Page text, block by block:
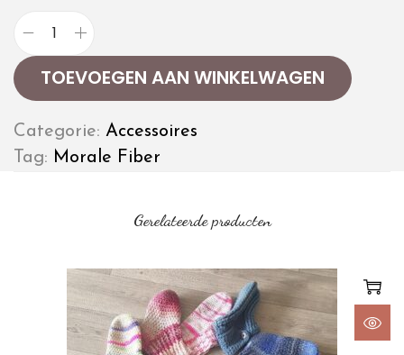
TOEVOEGEN AAN WINKELWAGEN
Categorie: Accessoires
Tag: Morale Fiber
Gerelateerde producten